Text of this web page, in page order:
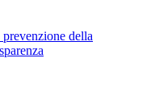
della